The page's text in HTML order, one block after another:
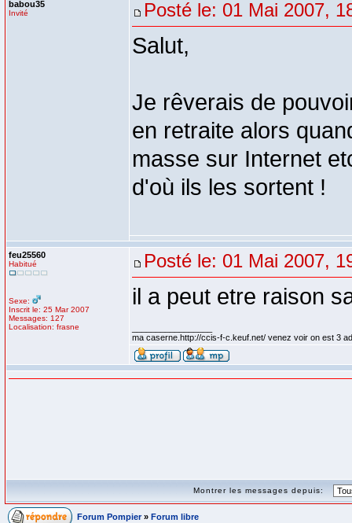
babou35
Invité Posté le: 01 Mai 2007,
Salut,
Je rêverais de
en retraite alors
masse sur Internet
d'où ils les sortent !
feu25560
Habitué
Sexe:
Inscrit le: 25 Mar 2007
Messages: 127
Localisation: frasne
Posté le: 01 Mai 2007,
il a peut etre raison
ma caserne.http://ccis-f-c.keuf.net/ venez voir on est 3
Montrer les messages depuis:
Forum Pompier » Forum libre